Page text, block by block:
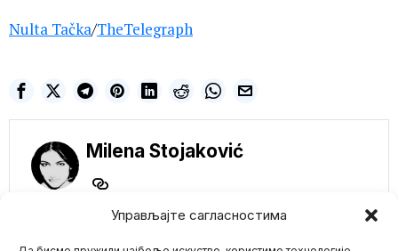
Управљајте сагласностима
Nulta Tačka/TheTelegraph
Milena Stojaković